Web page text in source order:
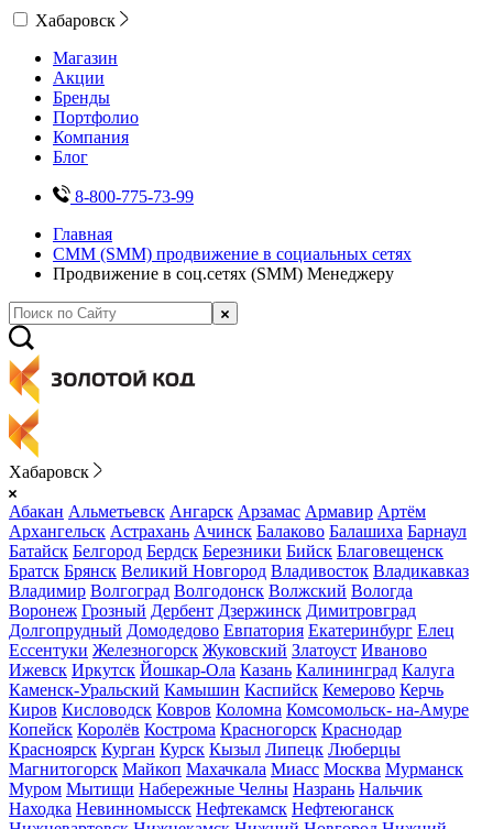
Хабаровск
Магазин
Акции
Бренды
Портфолио
Компания
Блог
8-800-775-73-99
Главная
СММ (SMM) продвижение в социальных сетях
Продвижение в соц.сетях (SMM) Менеджеру
Хабаровск
Абакан Альметьевск Ангарск Арзамас Армавир Артём
Архангельск Астрахань Ачинск Балаково Балашиха Барнаул
Батайск Белгород Бердск Березники Бийск Благовещенск
Братск Брянск Великий Новгород Владивосток Владикавказ
Владимир Волгоград Волгодонск Волжский Вологда
Воронеж Грозный Дербент Дзержинск Димитровград
Долгопрудный Домодедово Евпатория Екатеринбург Елец
Ессентуки Железногорск Жуковский Златоуст Иваново
Ижевск Иркутск Йошкар-Ола Казань Калининград Калуга
Каменск-Уральский Камышин Каспийск Кемерово Керчь
Киров Кисловодск Ковров Коломна Комсомольск- на-Амуре
Копейск Королёв Кострома Красногорск Краснодар
Красноярск Курган Курск Кызыл Липецк Люберцы
Магнитогорск Майкоп Махачкала Миасс Москва Мурманск
Муром Мытищи Набережные Челны Назрань Нальчик
Находка Невинномысск Нефтекамск Нефтеюганск